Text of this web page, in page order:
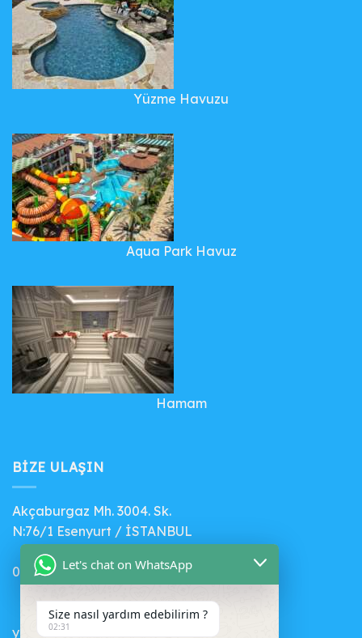
Yüzme Havuzu
Aqua Park Havuz
Hamam
BIZE ULAŞIN
Akçaburgaz Mh. 3004. Sk.
N:76/1 Esenyurt / İSTANBUL
0 (541) 412 56 71
yenihavuz@gmail.com
Let's chat on WhatsApp
Size nasıl yardım edebilirim ?
02:31